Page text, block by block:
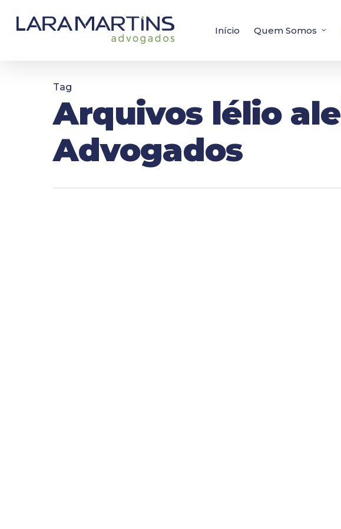
main
Início Quem Somos
Tag
Arquivos lélio
Advogados